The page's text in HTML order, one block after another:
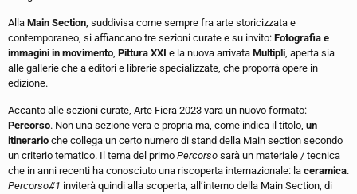
Alla Main Section, suddivisa come sempre fra arte storicizzata e
contemporaneo, si affiancano tre sezioni curate e su invito: Fotografia e
immagini in movimento, Pittura XXI e la nuova arrivata Multipli, aperta sia
alle gallerie che a editori e librerie specializzate, che proporrà opere in
edizione.
Accanto alle sezioni curate, Arte Fiera 2023 vara un nuovo formato:
Percorso. Non una sezione vera e propria ma, come indica il titolo, un
itinerario che collega un certo numero di stand della Main section secondo
un criterio tematico. Il tema del primo Percorso sarà un materiale / tecnica
che in anni recenti ha conosciuto una riscoperta internazionale: la ceramica.
Percorso#1 inviterà quindi alla scoperta, all’interno della Main Section, di